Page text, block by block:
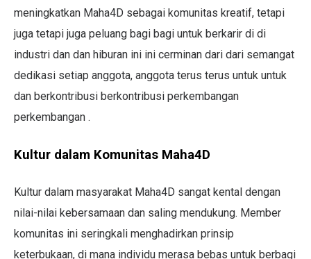
meningkatkan Maha4D sebagai komunitas kreatif, tetapi
juga tetapi juga peluang bagi bagi untuk berkarir di di
industri dan dan hiburan ini ini cerminan dari dari semangat
dedikasi setiap anggota, anggota terus terus untuk untuk
dan berkontribusi berkontribusi perkembangan
perkembangan .
Kultur dalam Komunitas Maha4D
Kultur dalam masyarakat Maha4D sangat kental dengan
nilai-nilai kebersamaan dan saling mendukung. Member
komunitas ini seringkali menghadirkan prinsip
keterbukaan, di mana individu merasa bebas untuk berbagi